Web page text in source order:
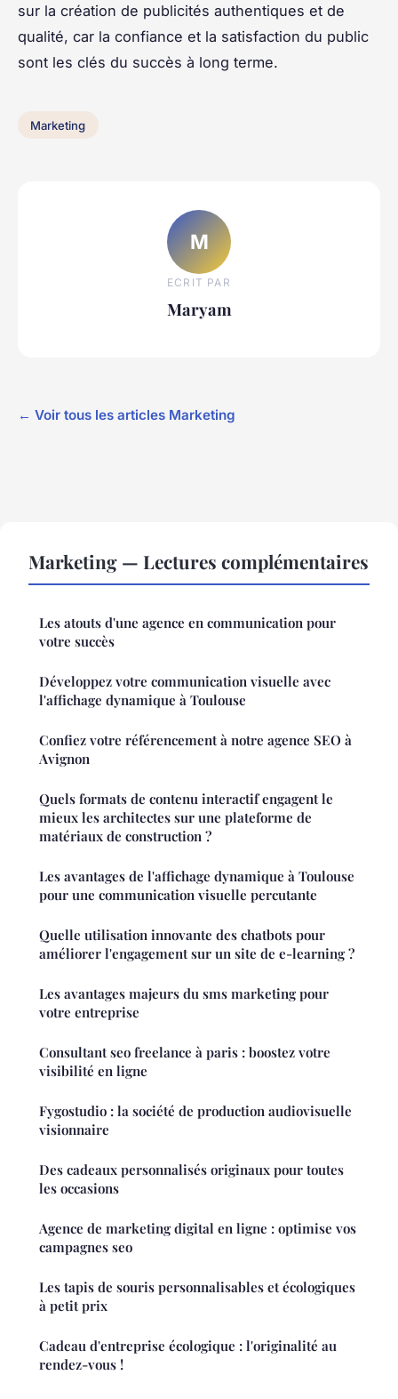
sur la création de publicités authentiques et de
qualité, car la confiance et la satisfaction du public
sont les clés du succès à long terme.
Marketing
M
ECRIT PAR
Maryam
← Voir tous les articles Marketing
Marketing — Lectures complémentaires
Les atouts d'une agence en communication pour
votre succès
Développez votre communication visuelle avec
l'affichage dynamique à Toulouse
Confiez votre référencement à notre agence SEO à
Avignon
Quels formats de contenu interactif engagent le
mieux les architectes sur une plateforme de
matériaux de construction ?
Les avantages de l'affichage dynamique à Toulouse
pour une communication visuelle percutante
Quelle utilisation innovante des chatbots pour
améliorer l'engagement sur un site de e-learning ?
Les avantages majeurs du sms marketing pour
votre entreprise
Consultant seo freelance à paris : boostez votre
visibilité en ligne
Fygostudio : la société de production audiovisuelle
visionnaire
Des cadeaux personnalisés originaux pour toutes
les occasions
Agence de marketing digital en ligne : optimise vos
campagnes seo
Les tapis de souris personnalisables et écologiques
à petit prix
Cadeau d'entreprise écologique : l'originalité au
rendez-vous !